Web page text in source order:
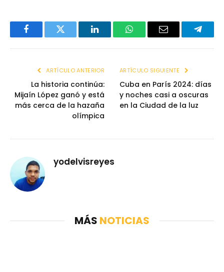
FacebookTwitter LinkedInWhatsAppEmail
ARTÍCULO ANTERIOR
La historia continúa:
Mijaín López ganó y está
más cerca de la hazaña
olímpica
ARTÍCULO SIGUIENTE
Cuba en París 2024: días
y noches casi a oscuras
en la Ciudad de la luz
yodelvisreyes
MÁS NOTICIAS